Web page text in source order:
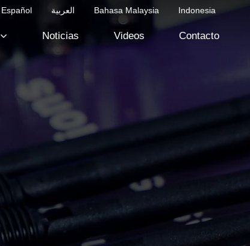
Español العربية Bahasa Malaysia Indonesia
Noticias Videos Contacto